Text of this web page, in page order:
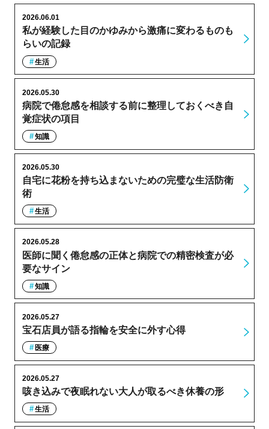
私が経験した目のかゆみから激痛に変わるものも
らいの記録
2026.06.01
生活
病院で倦怠感を相談する前に整理しておくべき自
覚症状の項目
2026.05.30
知識
自宅に花粉を持ち込まないための完璧な生活防衛
術
2026.05.30
生活
医師に聞く倦怠感の正体と病院での精密検査が必
要なサイン
2026.05.28
知識
宝石店員が語る指輪を安全に外す心得
2026.05.27
医療
咳き込みで夜眠れない大人が取るべき休養の形
2026.05.27
生活